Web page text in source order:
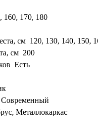
160, 170, 180
см 120, 130, 140, 150,
см 200
Есть
Металлокаркас